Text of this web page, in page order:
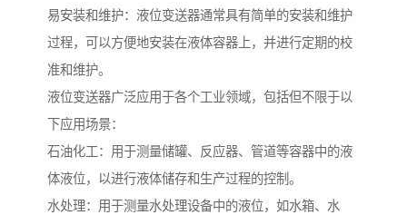
易安装和维护：液位变送器通常具有简单的安装和维护
过程，可以方便地安装在液体容器上，并进行定期的校
准和维护。
液位变送器广泛应用于各个工业领域，包括但不限于以
下应用场景：
石油化工：用于测量储罐、反应器、管道等容器中的液
体液位，以进行液体储存和生产过程的控制。
水处理：用于测量水处理设备中的液位，如水箱、水